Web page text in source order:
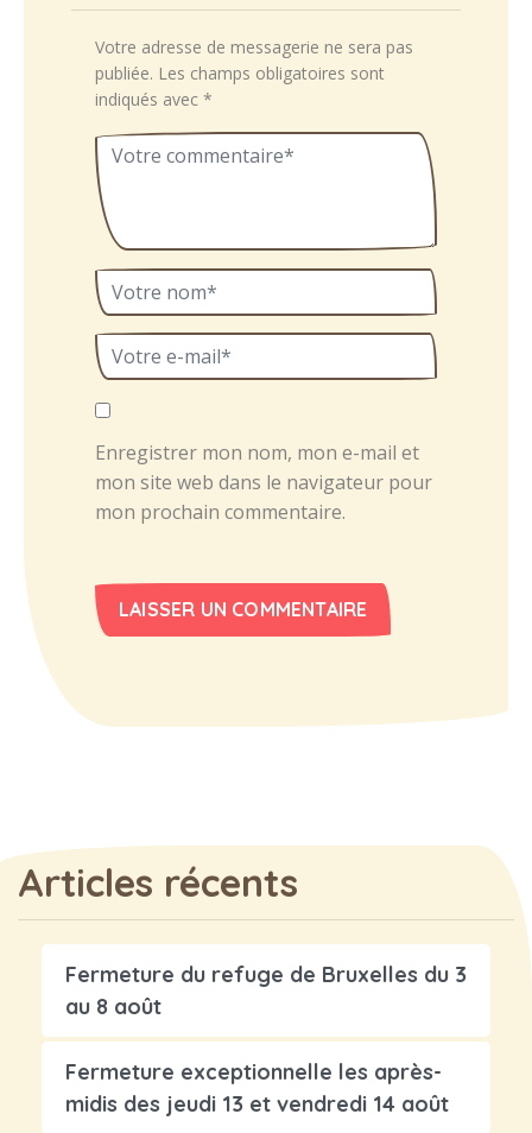
Votre adresse de messagerie ne sera pas
publiée. Les champs obligatoires sont
indiqués avec *
Enregistrer mon nom, mon e-mail et
mon site web dans le navigateur pour
mon prochain commentaire.
Articles récents
Fermeture du refuge de Bruxelles du 3
au 8 août
Fermeture exceptionnelle les après-
midis des jeudi 13 et vendredi 14 août